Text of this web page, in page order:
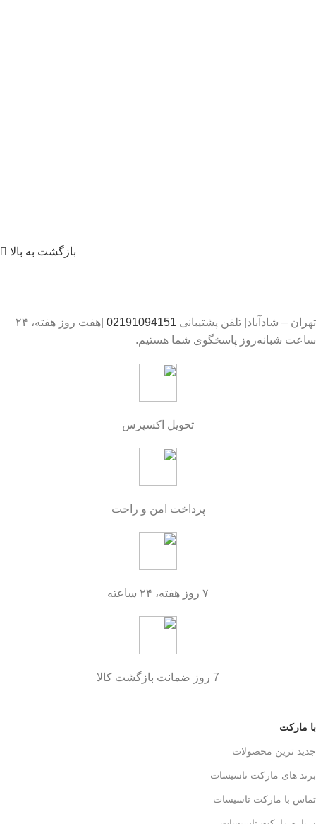
بازگشت به بالا
تهران – شادآباد| تلفن پشتیبانی 02191094151
|هفت روز هفته، ۲۴
ساعت شبانه‌روز پاسخگوی شما هستیم.
تحویل اکسپرس
پرداخت امن و راحت
۷ روز هفته، ۲۴ ساعته
7 روز ضمانت بازگشت کالا
با مارکت
جدید ترین محصولات
برند های مارکت تاسیسات
تماس با مارکت تاسیسات